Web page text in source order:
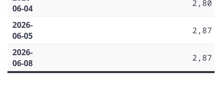
06-04
2,80
2026-
06-05
2,87
2026-
06-08
2,87